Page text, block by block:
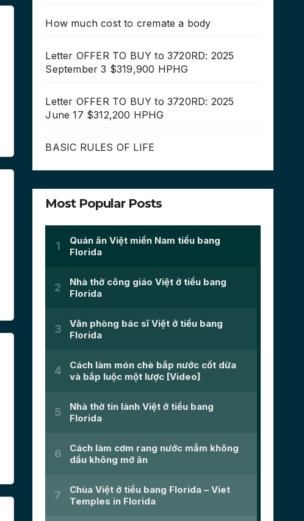
How much cost to cremate a body
Letter OFFER TO BUY to 3720RD: 2025
September 3 $319,900 HPHG
Letter OFFER TO BUY to 3720RD: 2025
June 17 $312,200 HPHG
BASIC RULES OF LIFE
Most Popular Posts